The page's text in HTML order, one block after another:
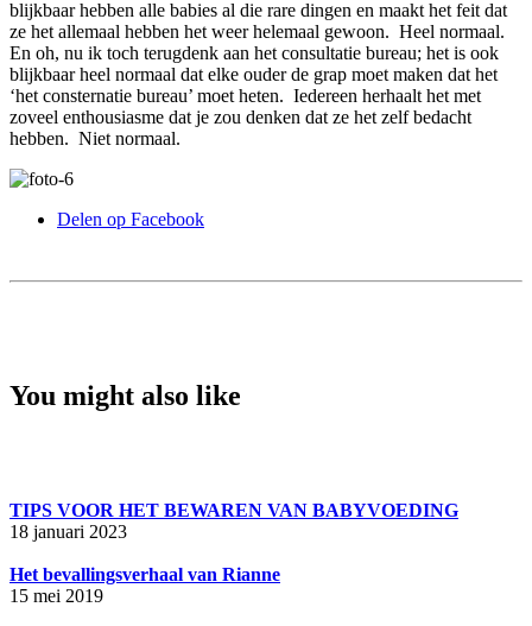
blijkbaar hebben alle babies al die rare dingen en maakt het feit dat
ze het allemaal hebben het weer helemaal gewoon. Heel normaal.
En oh, nu ik toch terugdenk aan het consultatie bureau; het is ook
blijkbaar heel normaal dat elke ouder de grap moet maken dat het
‘het consternatie bureau’ moet heten. Iedereen herhaalt het met
zoveel enthousiasme dat je zou denken dat ze het zelf bedacht
hebben. Niet normaal.
Delen op Facebook
You might also like
TIPS VOOR HET BEWAREN VAN BABYVOEDING
18 januari 2023
Het bevallingsverhaal van Rianne
15 mei 2019